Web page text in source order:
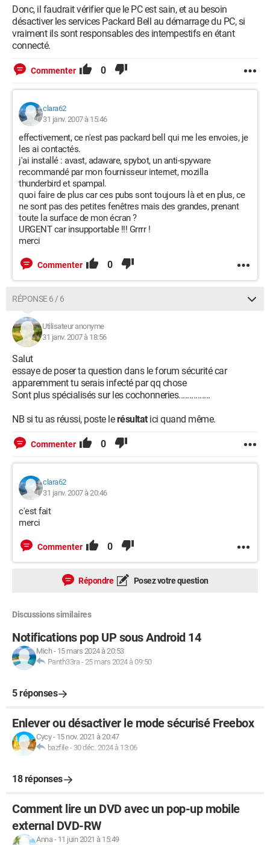
Donc, il faudrait vérifier que le PC est sain, et au besoin
désactiver les services Packard Bell au démarrage du PC, si
vraiment ils sont responsables des intempestifs en étant
connecté.
Commenter 0
clara62
31 janv. 2007 à 15:46
effectivement, ce n'est pas packard bell qui me les envoies, je
les ai contactés.
j'ai installé : avast, adaware, spybot, un anti-spyware
recommandé par mon fournisseur internet, mozilla
thunderbird et spampal.
quoi faire de plus car ces pubs sont toujours là et en plus, ce
ne sont pas des petites fenêtres mais des grandes, prenant
toute la surface de mon écran ?
URGENT car insupportable !!! Grrrr !
merci
Commenter 0
RÉPONSE 6 / 6
Utilisateur anonyme
31 janv. 2007 à 18:56
Salut
essaye de poser ta question dans le forum sécurité car
apparemment tu serais infecté par qq chose
Sont plus spécialisés sur les cochonneries...............
NB si tu as réussi, poste lerésultatici quand même.
Commenter 0
clara62
31 janv. 2007 à 20:46
c'est fait
merci
Commenter 0
Répondre Posez votre question
Discussions similaires
Notifications pop UP sous Android 14
Mich- 15 mars 2024 à 20:53
Panth33ra -25 mars 2024 à 09:50
5 réponses
Enlever ou désactiver le mode sécurisé Freebox
Cycy- 15 nov. 2021 à 20:47
bazfile- 30 déc. 2024 à 13:06
18 réponses
Comment lire un DVD avec un pop-up mobile
external DVD-RW
Anna- 11 juin 2021 à 15:49